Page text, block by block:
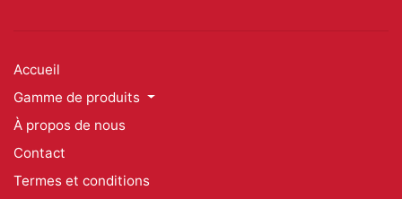
Accueil
Gamme de produits
À propos de nous
Contact
Termes et conditions